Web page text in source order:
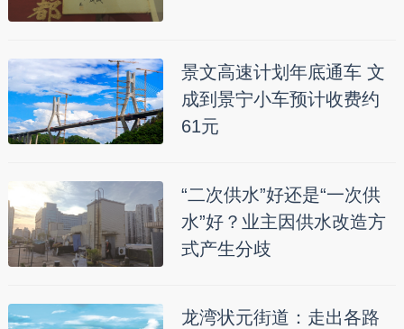
景文高速计划年底通车 文
成到景宁小车预计收费约
61元
“二次供水”好还是“一次供
水”好？业主因供水改造方
式产生分歧
龙湾状元街道：走出各路